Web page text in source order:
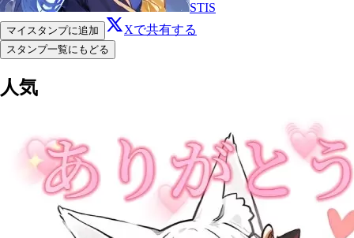
STIS
マイスタンプに追加 Xで共有する
スタンプ一覧にもどる
人気